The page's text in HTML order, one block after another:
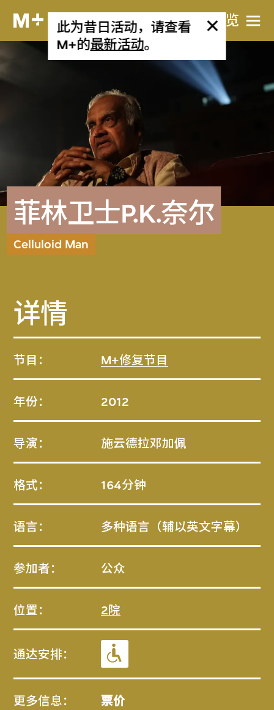
网站导览
此为昔日活动，请查看
M+的最新活动。
菲林卫士P.K.奈尔
Celluloid Man
详情
节目： M+修复节目
年份： 2012
导演： 施云德拉邓加佩
格式： 164分钟
语言： 多种语言（辅以英文字幕）
参加者： 公众
位置： 2院
通达安排：
更多信息： 票价